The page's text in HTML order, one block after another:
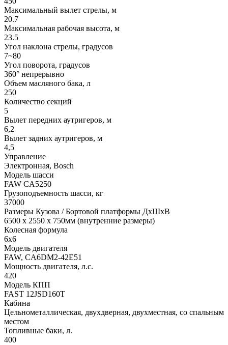
Максимальный вылет стрелы, м
20.7
Максимальная рабочая высота, м
23.5
Угол наклона стрелы, градусов
7~80
Угол поворота, градусов
360° непрерывно
Объем масляного бака, л
250
Количество секций
5
Вылет передних аутригеров, м
6,2
Вылет задних аутригеров, м
4,5
Управление
Электронная, Bosch
Модель шасси
FAW CA5250
Грузоподъемность шасси, кг
37000
Размеры Кузова / Бортовой платформы ДxШxВ
6500 х 2550 x 750мм (внутренние размеры)
Колесная формула
6x6
Модель двигателя
FAW, CA6DM2-42E51
Мощность двигателя, л.с.
420
Модель КПП
FAST 12JSD160T
Кабина
Цельнометаллическая, двухдверная, двухместная, со спальным
местом
Топливные баки, л.
400